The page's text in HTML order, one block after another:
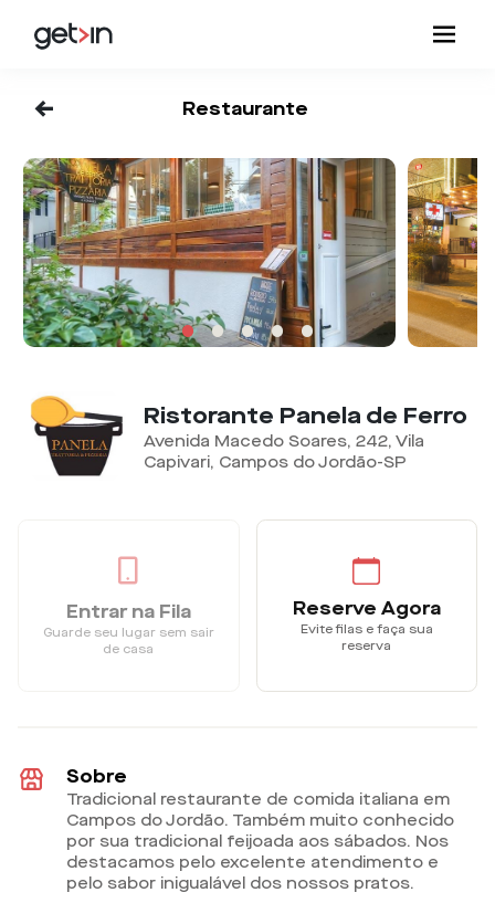
<- Restaurante
Ristorante Panela de Ferro
Avenida Macedo Soares, 242, Vila
Capivari, Campos do Jordão-SP
Entrar na Fila
Guarde seu lugar sem sair
de casa
Reserve Agora
Evite filas e faça sua
reserva
Sobre
Tradicional restaurante de comida italiana em
Campos do Jordão. Também muito conhecido
por sua tradicional feijoada aos sábados. Nos
destacamos pelo excelente atendimento e
pelo sabor inigualável dos nossos pratos.